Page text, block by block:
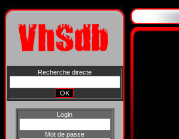
Recherche directe
Login
Mot de passe